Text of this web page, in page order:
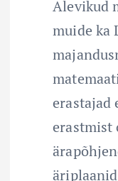
Alevikud
muide ka
erastajad
erastmist